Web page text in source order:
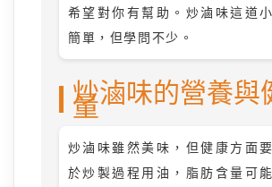
希望對你有幫助。炒滷味這道
簡單，但學問不少。
炒滷味的營養與
量
炒滷味雖然美味，但健康方面
於炒製過程用油，脂肪含量可